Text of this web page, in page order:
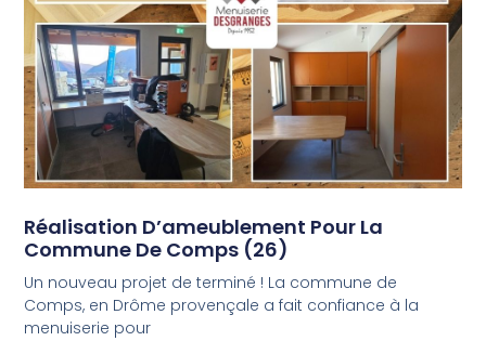
Réalisation D’ameublement Pour La
Commune De Comps (26)
Un nouveau projet de terminé ! La commune de
Comps, en Drôme provençale a fait confiance à la
menuiserie pour